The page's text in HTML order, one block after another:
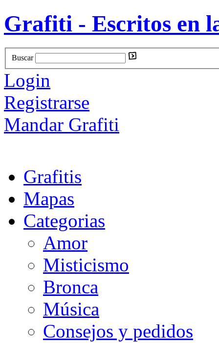
Grafiti - Escritos en
Buscar
Login
Registrarse
Mandar Grafiti
Grafitis
Mapas
Categorias
Amor
Misticismo
Bronca
Música
Consejos y pedidos